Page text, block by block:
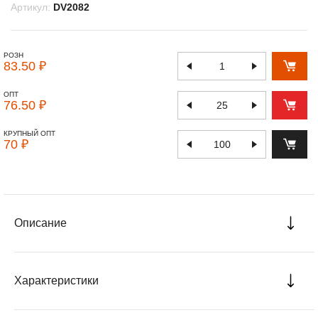
Артикул: DV2082
РОЗН
83.50 ₽
ОПТ
76.50 ₽
КРУПНЫЙ ОПТ
70 ₽
Описание
Характеристики